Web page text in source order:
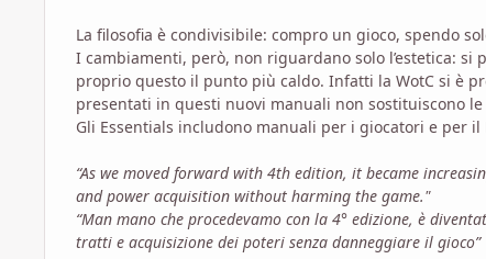
La filosofia è condivisibile: compro un gioco, spendo
I cambiamenti, però, non riguardano solo l’estetica: si
proprio questo il punto più caldo. Infatti la WotC si è
presentati in questi nuovi manuali non sostituiscono
Gli Essentials includono manuali per i giocatori e per
“As we moved forward with 4th edition, it became
and power acquisition without harming the game."
“Man mano che procedevamo con la 4° edizione, è
tratti e acquisizione dei poteri senza danneggiare il gioco”